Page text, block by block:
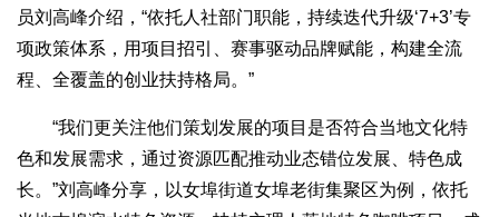
员刘高峰介绍，“依托人社部门职能，持续迭代升级‘7+3’专
项政策体系，用项目招引、赛事驱动品牌赋能，构建全流
程、全覆盖的创业扶持格局。”
“我们更关注他们策划发展的项目是否符合当地文化特
色和发展需求，通过资源匹配推动业态错位发展、特色成
长。”刘高峰分享，以女埠街道女埠老街集聚区为例，依托